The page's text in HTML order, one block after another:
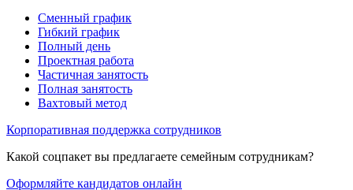
Сменный график
Гибкий график
Полный день
Проектная работа
Частичная занятость
Полная занятость
Вахтовый метод
Корпоративная поддержка сотрудников
Какой соцпакет вы предлагаете семейным сотрудникам?
Оформляйте кандидатов онлайн